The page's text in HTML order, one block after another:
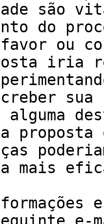
são
do
ou
iria
sua
alguma
proposta
mais